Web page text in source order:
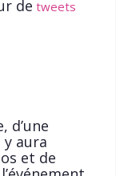
de tweets
d’une
y aura
et de